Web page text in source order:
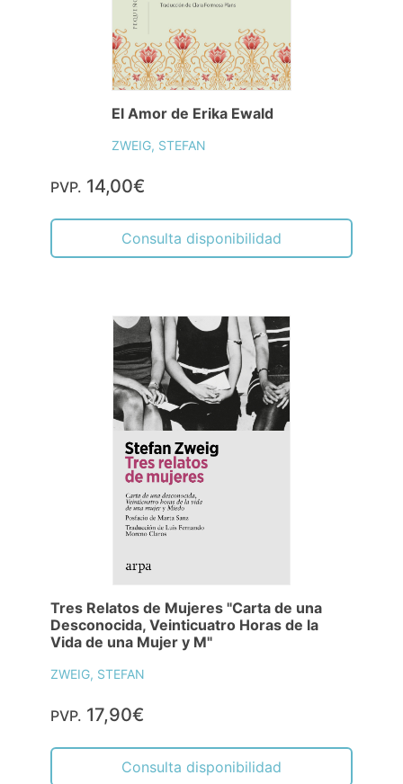
El Amor de Erika Ewald
ZWEIG, STEFAN
PVP. 14,00€
Consulta disponibilidad
Tres Relatos de Mujeres "Carta de una
Desconocida, Veinticuatro Horas de la
Vida de una Mujer y M"
ZWEIG, STEFAN
PVP. 17,90€
Consulta disponibilidad